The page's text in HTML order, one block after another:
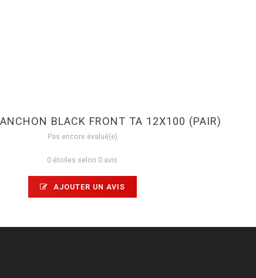
BLACK FRONT TA 12X100 (PAIR)
Pas encore évalué(e)
0 étoiles selon 0 avis
AJOUTER UN AVIS